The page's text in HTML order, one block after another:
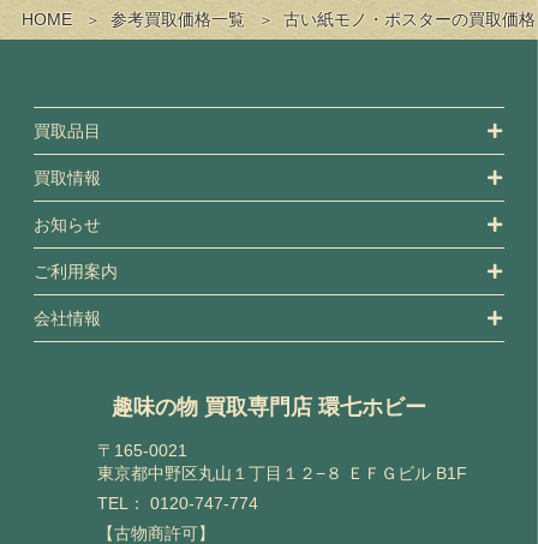
HOME 参考買取価格一覧 古い紙モノ・ポスターの買取価格
買取品目
買取情報
お知らせ
ご利用案内
会社情報
趣味の物 買取専門店 環七ホビー
〒165-0021
東京都中野区丸山１丁目１２−８ ＥＦＧビル B1F
TEL： 0120-747-774
【古物商許可】